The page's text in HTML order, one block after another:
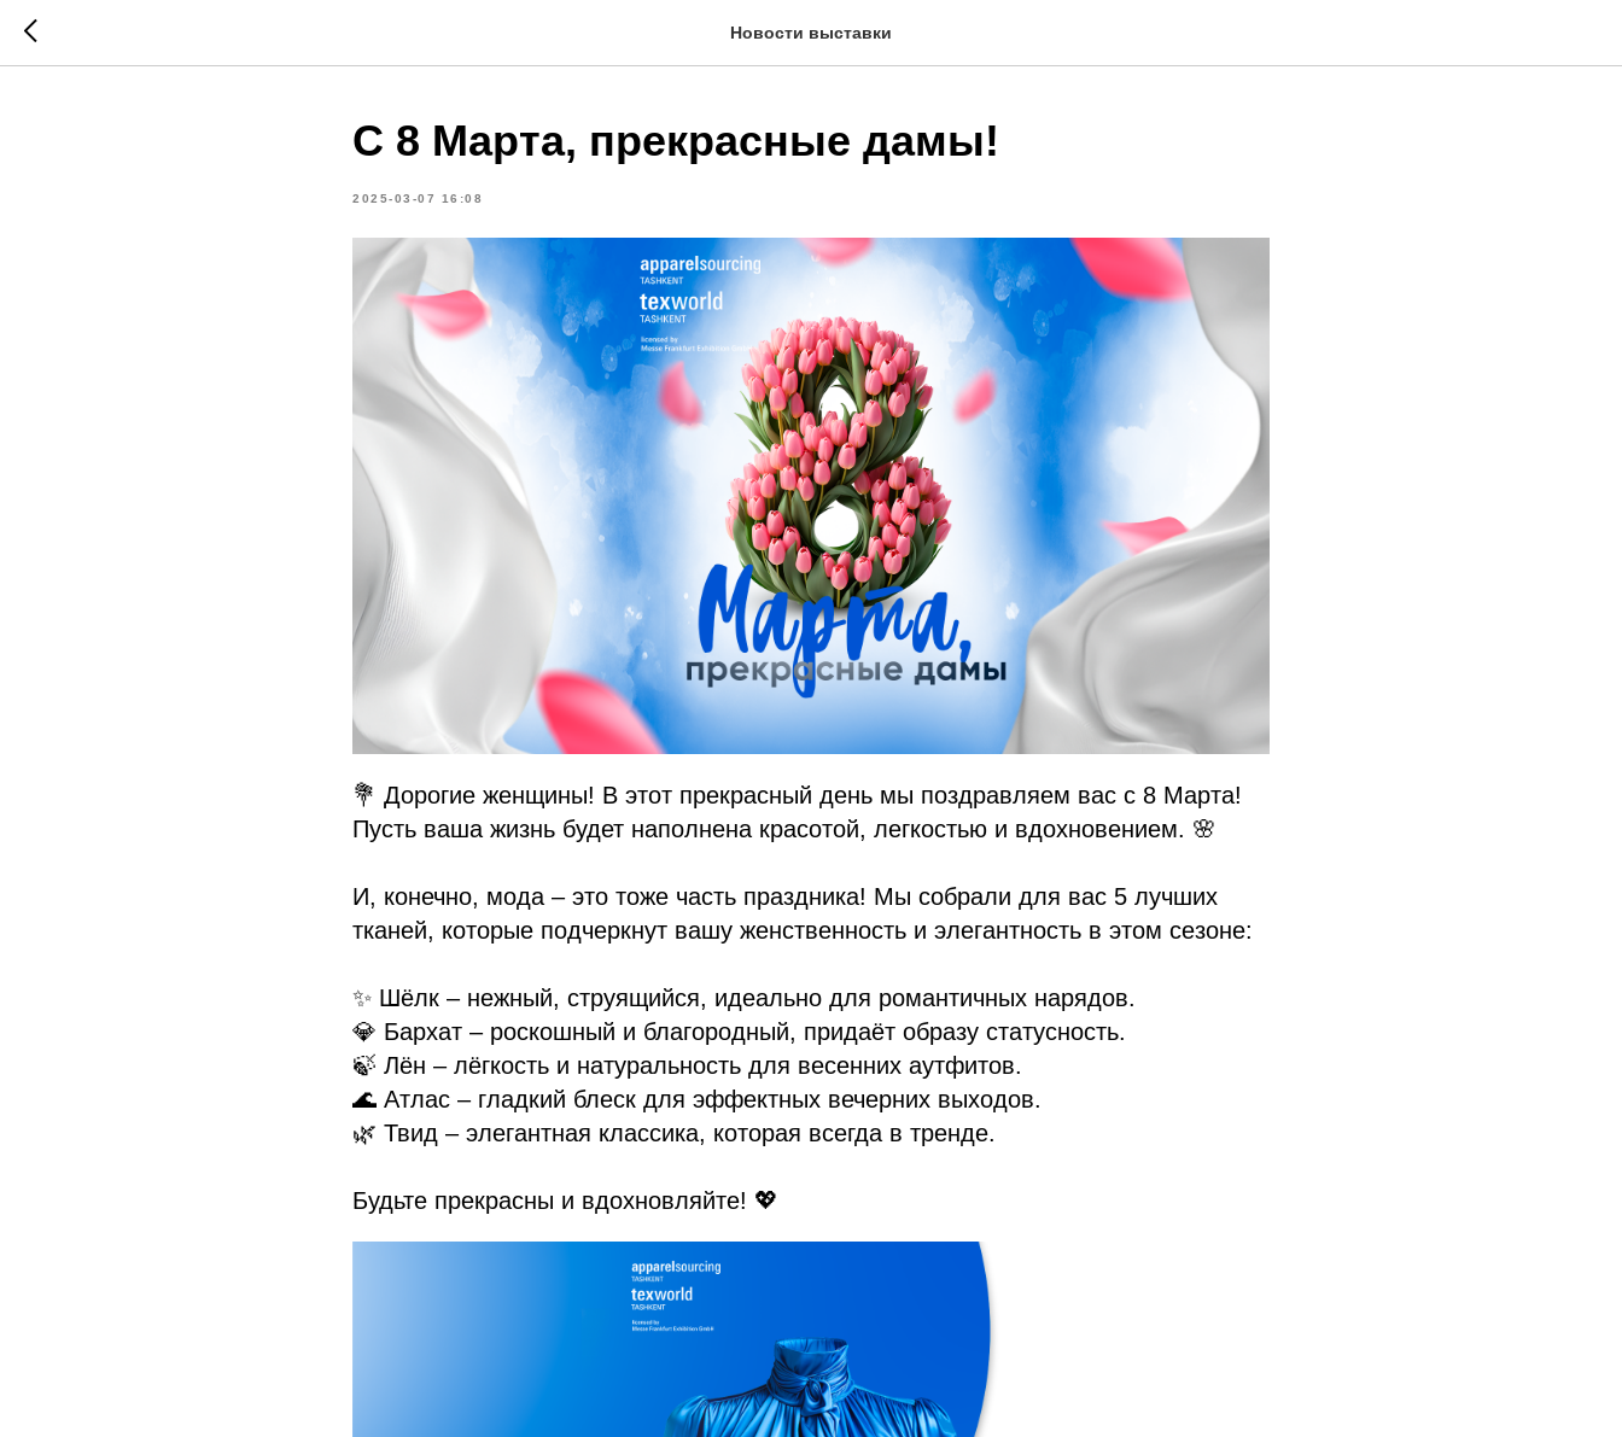
Новости выставки
С 8 Марта, прекрасные дамы!
2025-03-07 16:08
💐 Дорогие женщины! В этот прекрасный день мы поздравляем вас с 8 Марта!
Пусть ваша жизнь будет наполнена красотой, легкостью и вдохновением. 🌸
И, конечно, мода – это тоже часть праздника! Мы собрали для вас 5 лучших
тканей, которые подчеркнут вашу женственность и элегантность в этом сезоне:
✨ Шёлк – нежный, струящийся, идеально для романтичных нарядов.
💎 Бархат – роскошный и благородный, придаёт образу статусность.
🍃 Лён – лёгкость и натуральность для весенних аутфитов.
🌊 Атлас – гладкий блеск для эффектных вечерних выходов.
🌿 Твид – элегантная классика, которая всегда в тренде.
Будьте прекрасны и вдохновляйте! 💖